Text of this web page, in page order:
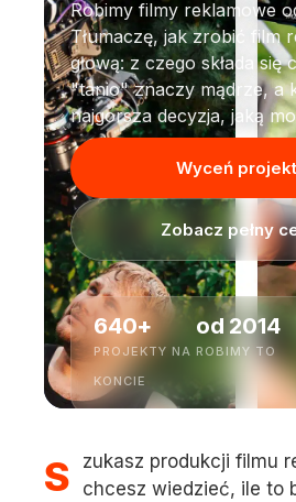
Robimy filmy reklamowe
Tłumaczę, jak zrobić film
głową: z czego składa się
"tanio" znaczy mądrze, a
najgorsza decyzja, jaką
Wyceń
Zobacz pełny
640+
PROJEKTY NA
KONCIE
od 2014
ROBIMY TO
Szukasz produkcji filmu reklamowego i
chcesz wiedzieć, ile to